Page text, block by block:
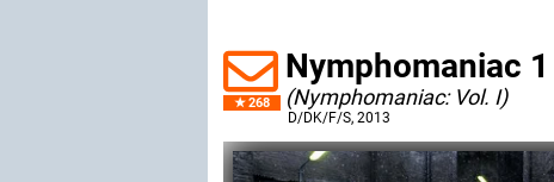
268
Nymphomaniac 1
(Nymphomaniac: Vol. I)
D/DK/F/S, 2013